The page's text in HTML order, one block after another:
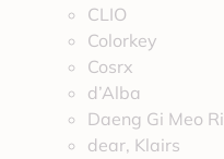
CLIO
Colorkey
Cosrx
d’Alba
Daeng Gi Meo Ri
dear, Klairs